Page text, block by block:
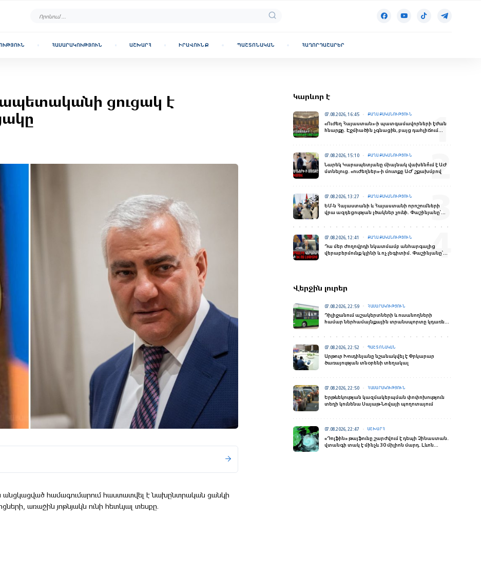
ՀԱՍԱՐԱԿՈՒԹՅՈՒՆ ԱՇԽԱՐՀ ԻՐԱՎՈՒՆՔ ՊԱՇՏՈՆԱԿԱՆ ՀԱՂՈՐԴԱՇԱՐԵՐ
ցուցակ է
անցկացված համագումարում հաստատվել է նախընտրական ցանկի
առաջին յոթնյակն ունի հետևյալ տեսքը.
Կարևոր է
07.08.2026, 16:45 ՔԱՂԱՔԱԿԱՆՈՒԹՅՈՒՆ
«Ուժեղ Հայաստան»-ի պատգամավորների էժան
հնարքը. Էջմիածին չգնացին, բայց դահլիճում
07.08.2026, 15:10 ՔԱՂԱՔԱԿԱՆՈՒԹՅՈՒՆ
Նարեկ Կարապետյանը միայնակ վախենո՞ւմ է ԱԺ
մտնելուց․ «ուժեղներ»-ի մուտքը ԱԺ՝ շքախմբով
07.08.2026, 13:27 ՔԱՂԱՔԱԿԱՆՈՒԹՅՈՒՆ
ԵՄ-ն Հայաստանի և Հայաստանի որոշումների
վրա ազդեցության լծակներ չունի. Փաշինյանը՝
07.08.2026, 12:41 ՔԱՂԱՔԱԿԱՆՈՒԹՅՈՒՆ
Դա մեր ժողովրդի նկատմամբ անհարգալից
վերաբերմունք կլինի և ոչ լեգիտիմ․ Փաշինյանը՝
Վերջին լուրեր
07.08.2026, 22:59 ՀԱՍԱՐԱԿՈՒԹՅՈՒՆ
Դիլիջանում աշակերտների և ուսանողների
համար ներհամայնքային տրանսպորտը կդառնա
07.08.2026, 22:52 ՊԱՇՏՈՆԱԿԱՆ
Արթուր Խուդինյանը նշանակվել է Փրկարար
ծառայության տնօրենի տեղակալ
07.08.2026, 22:50 ՀԱՍԱՐԱԿՈՒԹՅՈՒՆ
Երթևեկության կազմակերպման փոփոխություն
տեղի կունենա Սայաթ-Նովայի պողոտայում
07.08.2026, 22:47 ԱՇԽԱՐՀ
«Դոլֆին» թայֆունը շարժվում է դեպի Չինաստան․
վտանգի տակ է մինչև 30 միլիոն մարդ․ Լևոն